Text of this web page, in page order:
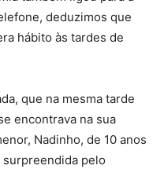
deduzimos que
hábito às tardes de
que na mesma tarde
encontrava na sua
Nadinho, de 10 anos
surpreendida pelo